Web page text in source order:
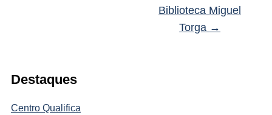
Destaques
Centro Qualifica
Biblioteca Miguel
Torga →